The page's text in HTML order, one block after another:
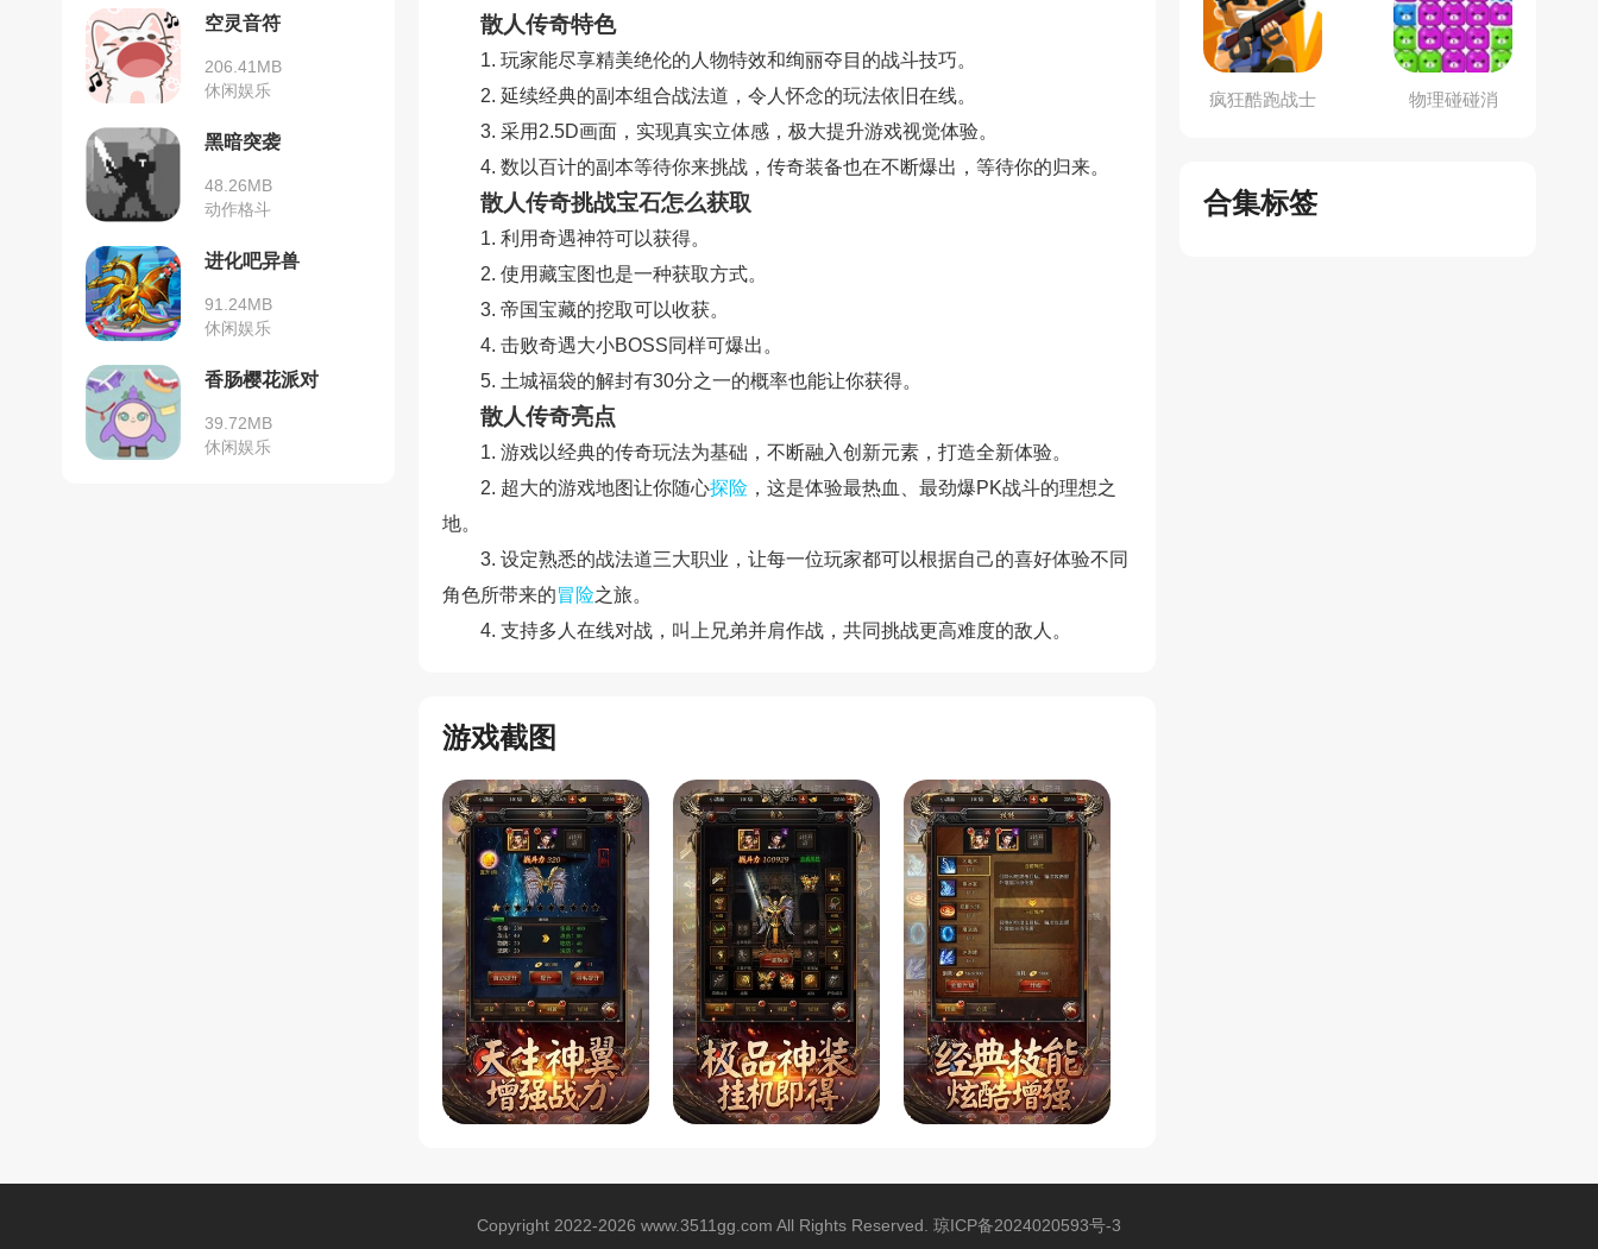
空灵音符
206.41MB
休闲娱乐
黑暗突袭
48.26MB
动作格斗
进化吧异兽
91.24MB
休闲娱乐
香肠樱花派对
39.72MB
休闲娱乐
散人传奇特色
1. 玩家能尽享精美绝伦的人物特效和绚丽夺目的战斗技巧。
2. 延续经典的副本组合战法道，令人怀念的玩法依旧在线。
3. 采用2.5D画面，实现真实立体感，极大提升游戏视觉体验。
4. 数以百计的副本等待你来挑战，传奇装备也在不断爆出，等待你的归来。
散人传奇挑战宝石怎么获取
1. 利用奇遇神符可以获得。
2. 使用藏宝图也是一种获取方式。
3. 帝国宝藏的挖取可以收获。
4. 击败奇遇大小BOSS同样可爆出。
5. 土城福袋的解封有30分之一的概率也能让你获得。
散人传奇亮点
1. 游戏以经典的传奇玩法为基础，不断融入创新元素，打造全新体验。
2. 超大的游戏地图让你随心探险 ，这是体验最热血、最劲爆PK战斗的理想之
地。
3. 设定熟悉的战法道三大职业，让每一位玩家都可以根据自己的喜好体验不同
角色所带来的冒险之旅。
4. 支持多人在线对战，叫上兄弟并肩作战，共同挑战更高难度的敌人。
游戏截图
疯狂酷跑战士 物理碰碰消
合集标签
Copyright 2022-2026 www.3511gg.com All Rights Reserved. 琼ICP备2024020593号-3